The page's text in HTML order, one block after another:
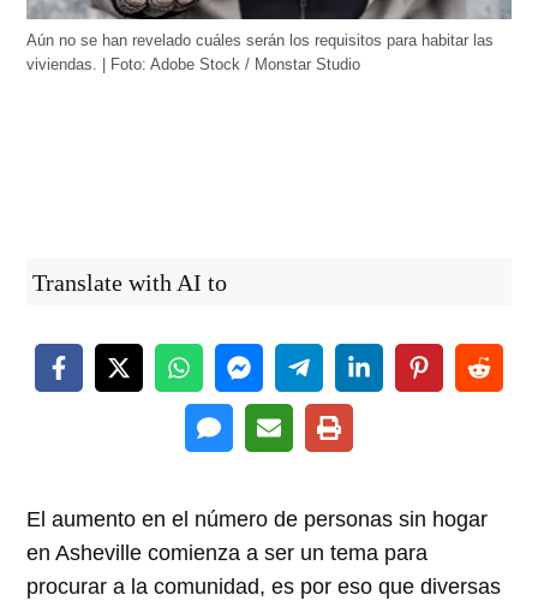
Aún no se han revelado cuáles serán los requisitos para habitar las
viviendas. | Foto: Adobe Stock / Monstar Studio
Translate with AI to
El aumento en el número de personas sin hogar
en Asheville comienza a ser un tema para
procurar a la comunidad, es por eso que diversas